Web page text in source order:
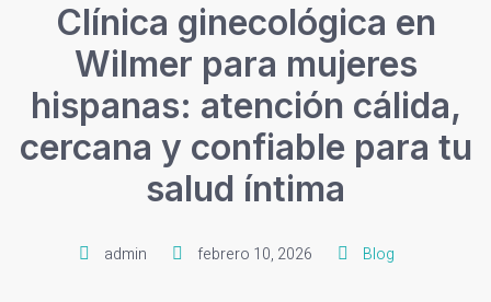
Clínica ginecológica en
Wilmer para mujeres
hispanas: atención cálida,
cercana y confiable para tu
salud íntima
admin febrero 10, 2026 Blog